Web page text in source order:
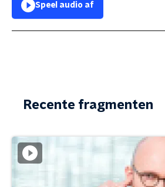
Speel audio af
Recente fragmenten